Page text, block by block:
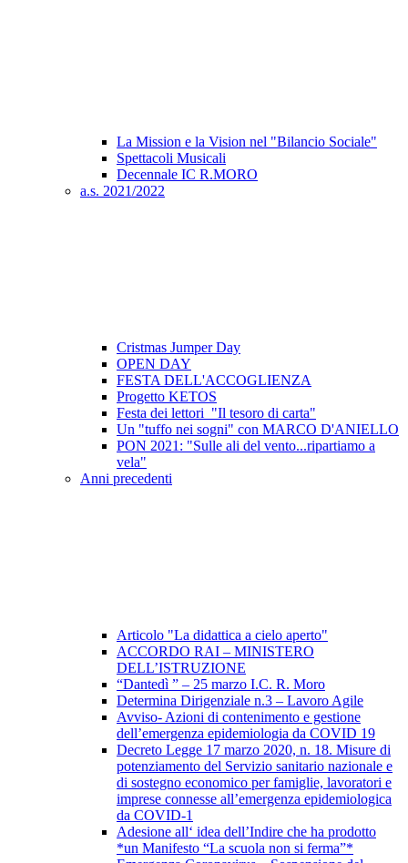
La Mission e la Vision nel "Bilancio Sociale"
Spettacoli Musicali
Decennale IC R.MORO
a.s. 2021/2022
Cristmas Jumper Day
OPEN DAY
FESTA DELL'ACCOGLIENZA
Progetto KETOS
Festa dei lettori_"Il tesoro di carta"
Un "tuffo nei sogni" con MARCO D'ANIELLO
PON 2021: "Sulle ali del vento...ripartiamo a
vela"
Anni precedenti
Articolo "La didattica a cielo aperto"
ACCORDO RAI – MINISTERO
DELL’ISTRUZIONE
“Dantedì ” – 25 marzo I.C. R. Moro
Determina Dirigenziale n.3 – Lavoro Agile
Avviso- Azioni di contenimento e gestione
dell’emergenza epidemiologia da COVID 19
Decreto Legge 17 marzo 2020, n. 18. Misure di
potenziamento del Servizio sanitario nazionale e
di sostegno economico per famiglie, lavoratori e
imprese connesse all’emergenza epidemiologica
da COVID-1
Adesione all‘ idea dell’Indire che ha prodotto
*un Manifesto “La scuola non si ferma”*